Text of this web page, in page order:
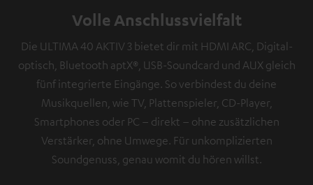
Volle Anschlussvielfalt
Die ULTIMA 40 AKTIV 3 bietet dir mit HDMI ARC, Digital-
optisch, Bluetooth aptX®, USB-Soundcard und AUX gleich
fünf integrierte Eingänge. So verbindest du deine
Musikquellen, wie TV, Plattenspieler, CD-Player,
Smartphones oder PC – direkt – ohne zusätzlichen
Verstärker, ohne Umwege. Für unkomplizierten
Soundgenuss, genau womit du hören willst.